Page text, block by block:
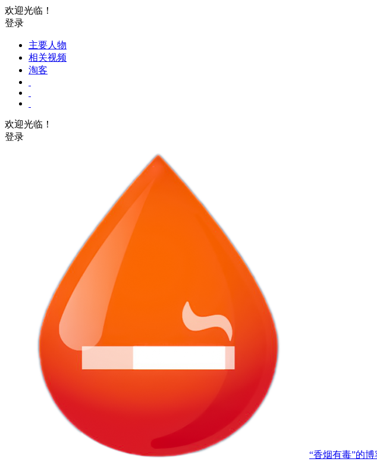
欢迎光临！
登录
主要人物
相关视频
淘客
欢迎光临！
登录
“香烟有毒”的博